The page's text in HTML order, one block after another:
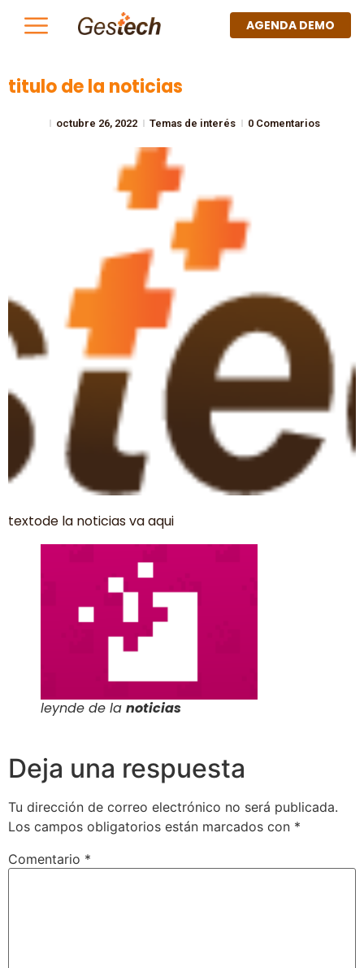
AGENDA DEMO
titulo de la noticias
octubre 26, 2022 Temas de interés 0 Comentarios
textode la noticias va aqui
leynde de la noticias
Deja una respuesta
Tu dirección de correo electrónico no será publicada.
Los campos obligatorios están marcados con *
Comentario *